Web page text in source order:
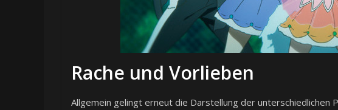
Rache und Vorlieben
Allgemein gelingt erneut die Darstellung der unterschiedlichen